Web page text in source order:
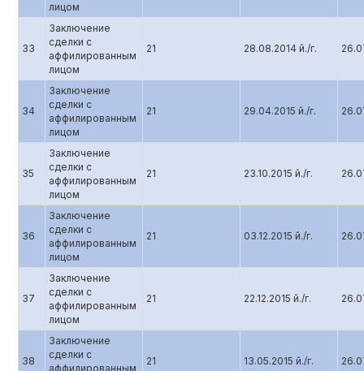
лицом
33
Заключение
сделки с
аффилированным
лицом
21 28.08.2014 й./г.
34
Заключение
сделки с
аффилированным
лицом
21 29.04.2015 й./г.
35
Заключение
сделки с
аффилированным
лицом
21 23.10.2015 й./г.
36
Заключение
сделки с
аффилированным
лицом
21 03.12.2015 й./г.
37
Заключение
сделки с
аффилированным
лицом
21 22.12.2015 й./г.
38
Заключение
сделки с
аффилированным
21 13.05.2015 й./г.